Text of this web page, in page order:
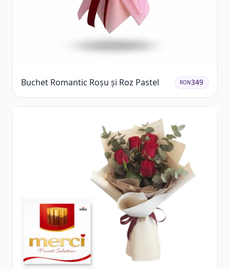
Buchet Romantic Roșu și Roz Pastel RON349